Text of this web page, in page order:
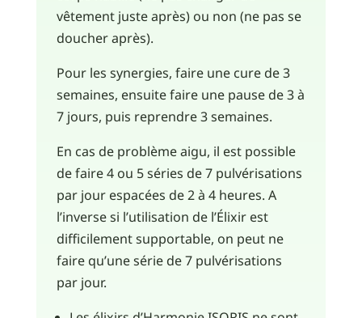
vêtement juste après) ou non (ne pas se
doucher après).
Pour les synergies, faire une cure de 3
semaines, ensuite faire une pause de 3 à
7 jours, puis reprendre 3 semaines.
En cas de problème aigu, il est possible
de faire 4 ou 5 séries de 7 pulvérisations
par jour espacées de 2 à 4 heures. A
l’inverse si l’utilisation de l’Élixir est
difficilement supportable, on peut ne
faire qu’une série de 7 pulvérisations
par jour.